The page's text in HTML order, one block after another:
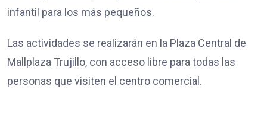
infantil para los más pequeños.
Las actividades se realizarán en la Plaza Central de
Mallplaza Trujillo, con acceso libre para todas las
personas que visiten el centro comercial.